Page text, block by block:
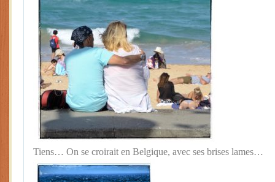
Tiens… On se croirait en Belgique, avec ses brises lames…